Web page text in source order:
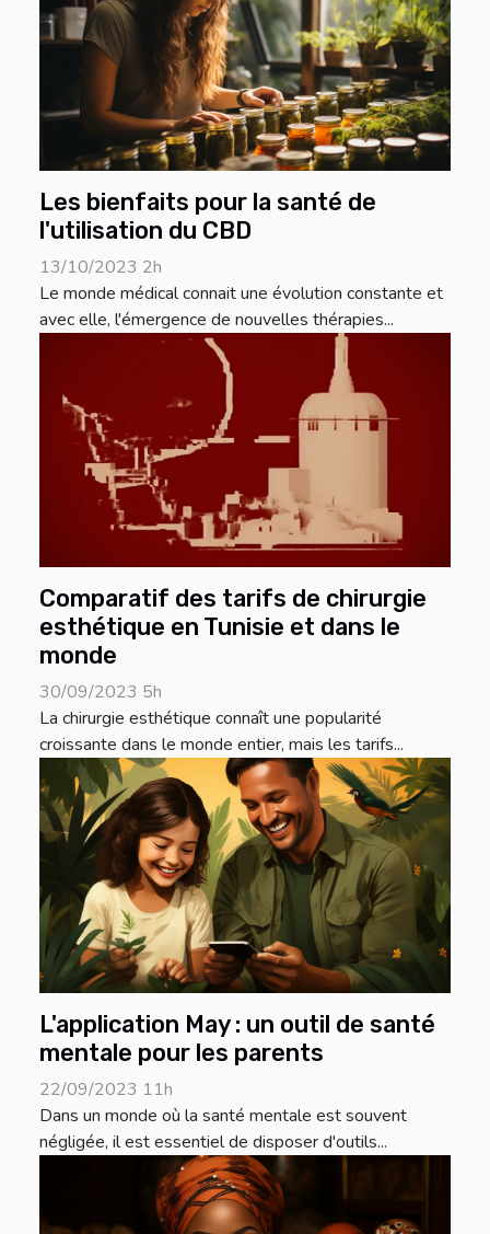
Les bienfaits pour la santé de
l'utilisation du CBD
13/10/2023 2h
Le monde médical connait une évolution constante et
avec elle, l'émergence de nouvelles thérapies...
Comparatif des tarifs de chirurgie
esthétique en Tunisie et dans le
monde
30/09/2023 5h
La chirurgie esthétique connaît une popularité
croissante dans le monde entier, mais les tarifs...
L'application May : un outil de santé
mentale pour les parents
22/09/2023 11h
Dans un monde où la santé mentale est souvent
négligée, il est essentiel de disposer d'outils...